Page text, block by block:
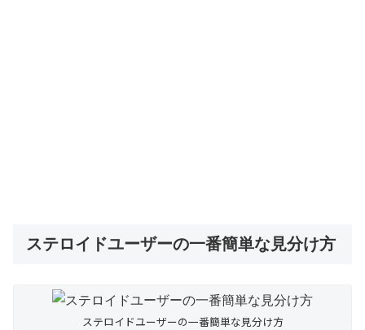
ステロイドユーザーの一番簡単な見分け方
ステロイドユーザーの一番簡単な見分け方